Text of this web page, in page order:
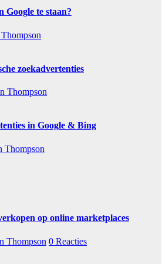
Google te staan?
zoekadvertenties
Thompson
in Google & Bing
Thompson
op online marketplaces
Thompson 0 Reacties